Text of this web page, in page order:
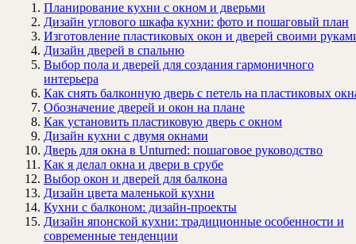
Планирование кухни с окном и дверьми
Дизайн углового шкафа кухни: фото и пошаговый план
Изготовление пластиковых окон и дверей своими
Дизайн дверей в спальню
Выбор пола и дверей для создания гармоничного
интерьера
Как снять балконную дверь с петель на пластиковых
Обозначение дверей и окон на плане
Как установить пластиковую дверь с окном
Дизайн кухни с двумя окнами
Дверь для окна в Unturned: пошаговое руководство
Как я делал окна и двери в срубе
Выбор окон и дверей для балкона
Дизайн цвета маленькой кухни
Кухни с балконом: дизайн-проекты
Дизайн японской кухни: традиционные особенности и
современные тенденции